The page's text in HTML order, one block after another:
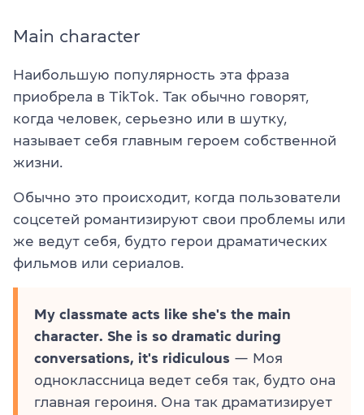
Main character
Наибольшую популярность эта фраза
приобрела в TikTok. Так обычно говорят,
когда человек, серьезно или в шутку,
называет себя главным героем собственной
жизни.
Обычно это происходит, когда пользователи
соцсетей романтизируют свои проблемы или
же ведут себя, будто герои драматических
фильмов или сериалов.
My classmate acts like she's the main
character. She is so dramatic during
conversations, it's ridiculous — Моя
одноклассница ведет себя так, будто она
главная героиня. Она так драматизирует